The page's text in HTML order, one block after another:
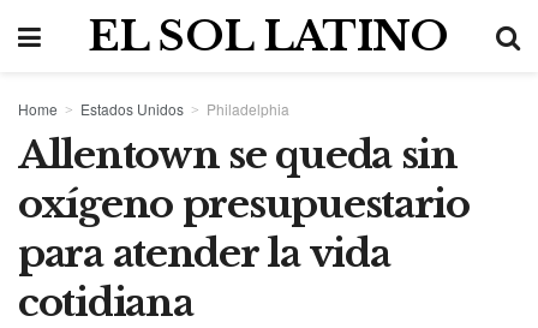
EL SOL LATINO
Home Estados Unidos Philadelphia
Allentown se queda sin
oxígeno presupuestario
para atender la vida
cotidiana